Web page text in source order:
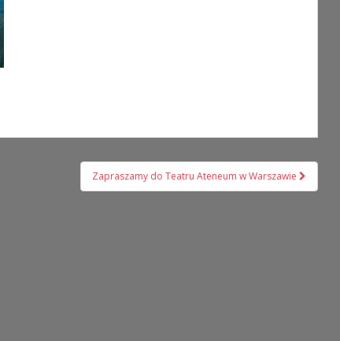
Zapraszamy do Teatru Ateneum w Warszawie